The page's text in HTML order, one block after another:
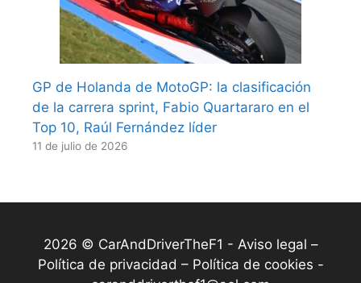
GP de Holanda de MotoGP: la clasificación
de la carrera sprint, Fabio Quartararo en el
Top 10, Raúl Fernández líder
11 de julio de 2026
2026 © CarAndDriverTheF1 - Aviso legal –
Política de privacidad – Política de cookies -